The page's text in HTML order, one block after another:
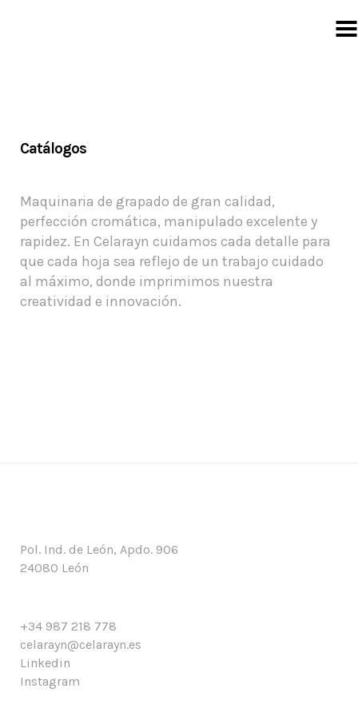
Catálogos
Maquinaria de grapado de gran calidad,
perfección cromática, manipulado excelente y
rapidez. En Celarayn cuidamos cada detalle para
que cada hoja sea reflejo de un trabajo cuidado
al máximo, donde imprimimos nuestra
creatividad e innovación.
Pol. Ind. de León, Apdo. 906
24080 León
+34 987 218 778
celarayn@celarayn.es
Linkedin
Instagram